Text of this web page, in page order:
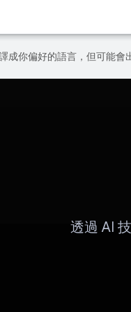
成你偏好的語言，但可能會
透過 AI